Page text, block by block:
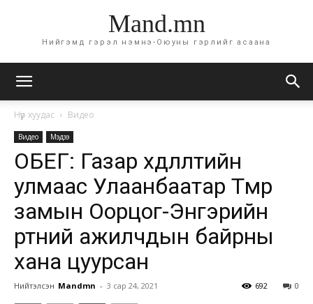
Mand.mn
Нийгэмд гэрэл нэмнэ-Оюуны гэрлийг асаана
Нүүр хуудас Видео
Видео Мэдээ
ОБЕГ: Газар хөдлөлтийн
улмаас Улаанбаатар Төмөр
замын Оорцог-Энгэрийн
өртөөний ажилчдын байрны
хана цуурсан
Нийтэлсэн Mandmn - 3 сар 24, 2021 0
692